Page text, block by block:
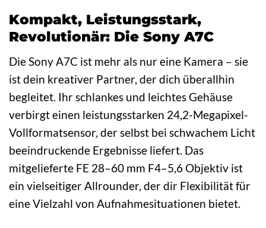
Kompakt, Leistungsstark,
Revolutionär: Die Sony A7C
Die Sony A7C ist mehr als nur eine Kamera – sie
ist dein kreativer Partner, der dich überallhin
begleitet. Ihr schlankes und leichtes Gehäuse
verbirgt einen leistungsstarken 24,2-Megapixel-
Vollformatsensor, der selbst bei schwachem Licht
beeindruckende Ergebnisse liefert. Das
mitgelieferte FE 28–60 mm F4–5,6 Objektiv ist
ein vielseitiger Allrounder, der dir Flexibilität für
eine Vielzahl von Aufnahmesituationen bietet.